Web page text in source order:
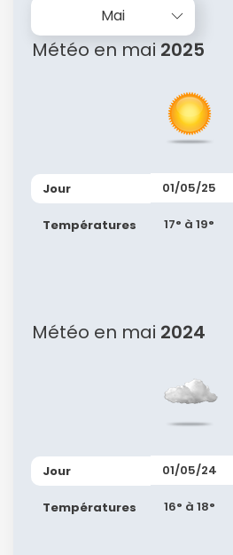
Mai
Météo en mai 2025
Jour
Températures
01/05/25
17° à 19°
Météo en mai 2024
Jour
Températures
01/05/24
16° à 18°